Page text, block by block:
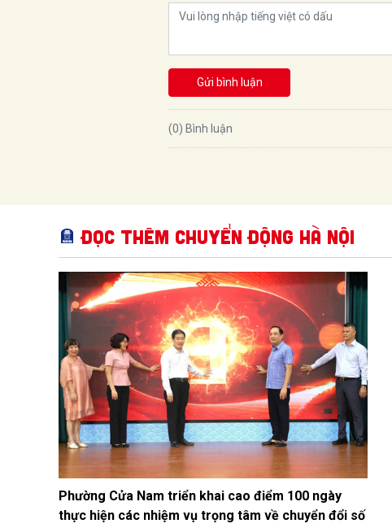
Gửi bình luận
(0) Bình luận
Đọc thêm Chuyển động Hà Nội
Phường Cửa Nam triển khai cao điểm 100 ngày
thực hiện các nhiệm vụ trọng tâm về chuyển đổi số